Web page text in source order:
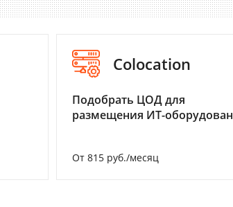
Colocation
Подобрать ЦОД для
размещения ИТ-
От 815 руб./месяц